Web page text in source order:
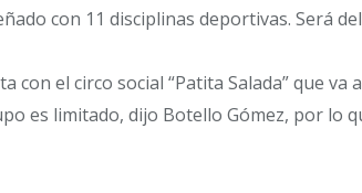
con 11 disciplinas deportivas. Será
con el circo social “Patita Salada” que va
es limitado, dijo Botello Gómez, por lo